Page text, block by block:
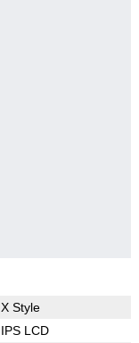
X Style
IPS LCD